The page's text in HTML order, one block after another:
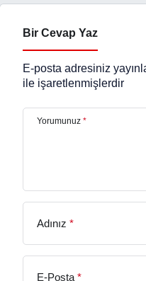
Bir Cevap Yaz
E-posta adresiniz
ile işaretlenmişlerdir
Yorumunuz *
Adınız *
E-Posta *